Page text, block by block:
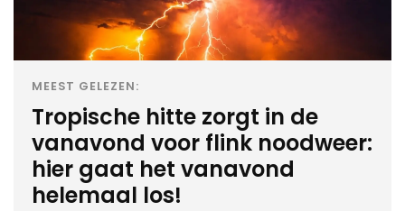
MEEST GELEZEN:
Tropische hitte zorgt in de
vanavond voor flink noodweer:
hier gaat het vanavond
helemaal los!